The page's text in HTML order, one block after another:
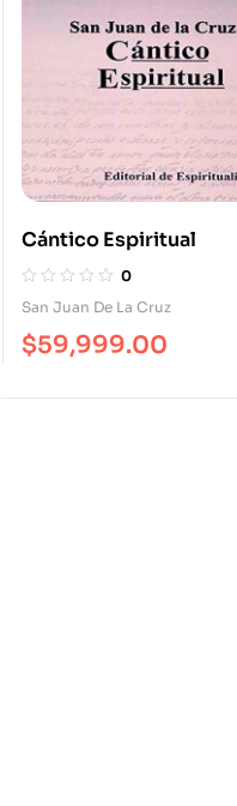
Cántico Espiritual
0
San Juan De La Cruz
$59,999.00